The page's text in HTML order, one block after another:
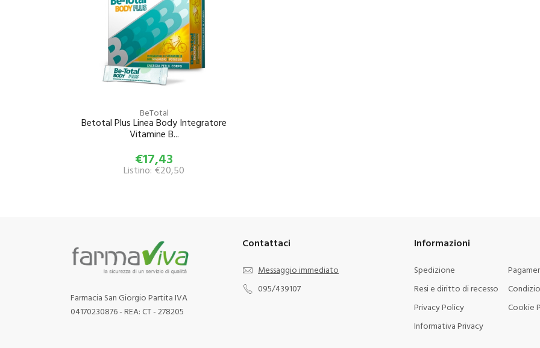
BeTotal
Betotal Plus Linea Body Integratore
Vitamine B...
€17,43
Listino: €20,50
Farmacia San Giorgio Partita IVA
04170230876 - REA: CT - 278205
Contattaci
Messaggio immediato
095/439107
Informazioni
Spedizione
Resi e diritto di recesso
Privacy Policy
Cookie
Informativa Privacy